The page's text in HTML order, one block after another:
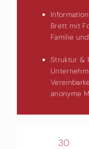
Brett mit
Familie
Struktur &
anonyme
30